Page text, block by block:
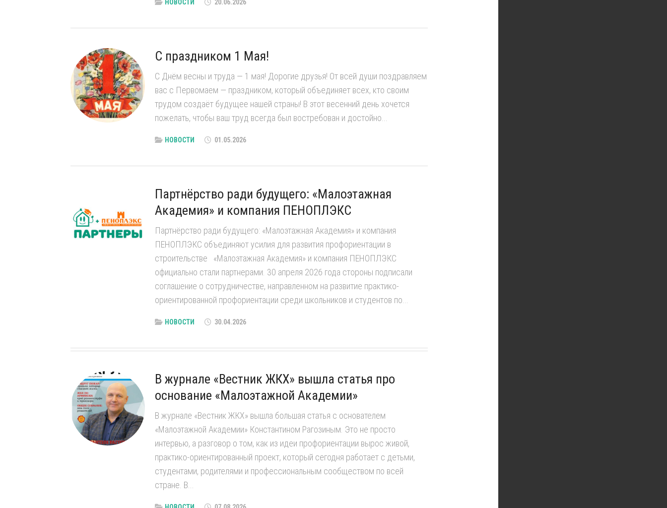
НОВОСТИ 20.06.2026
С праздником 1 Мая!
С Днём весны и труда — 1 мая! Дорогие друзья! От всей души поздравляем
вас с Первомаем — праздником, который объединяет всех, кто своим
трудом создаёт будущее нашей страны! В этот весенний день хочется
пожелать, чтобы ваш труд всегда был востребован и достойно...
НОВОСТИ 01.05.2026
Партнёрство ради будущего: «Малоэтажная
Академия» и компания ПЕНОПЛЭКС
Партнёрство ради будущего: «Малоэтажная Академия» и компания
ПЕНОПЛЭКС объединяют усилия для развития профориентации в
строительстве «Малоэтажная Академия» и компания ПЕНОПЛЭКС
официально стали партнерами. 30 апреля 2026 года стороны подписали
соглашение о сотрудничестве, направленном на развитие практико-
ориентированной профориентации среди школьников и студентов по...
НОВОСТИ 30.04.2026
В журнале «Вестник ЖКХ» вышла статья про
основание «Малоэтажной Академии»
В журнале «Вестник ЖКХ» вышла большая статья с основателем
«Малоэтажной Академии» Константином Рагозиным. Это не просто
интервью, а разговор о том, как из идеи профориентации вырос живой,
практико-ориентированный проект, который сегодня работает с детьми,
студентами, родителями и профессиональным сообществом по всей
стране. В...